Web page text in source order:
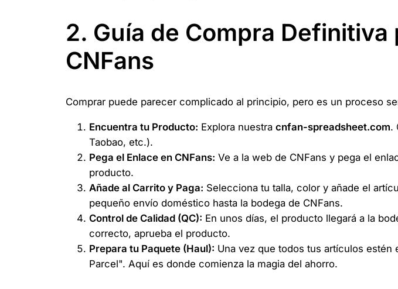
2. Guía de Compra
CNFans
Comprar puede parecer complicado al principio, pero es un proceso
Encuentra tu Producto: Explora nuestra cnfan-spreadsheet.com.
Taobao, etc.).
Pega el Enlace en CNFans: Ve a la web de CNFans y pega el
producto.
Añade al Carrito y Paga: Selecciona tu talla, color y añade el
pequeño envío doméstico hasta la bodega de CNFans.
Control de Calidad (QC): En unos días, el producto llegará a la
correcto, aprueba el producto.
Prepara tu Paquete (Haul): Una vez que todos tus artículos
Parcel". Aquí es donde comienza la magia del ahorro.